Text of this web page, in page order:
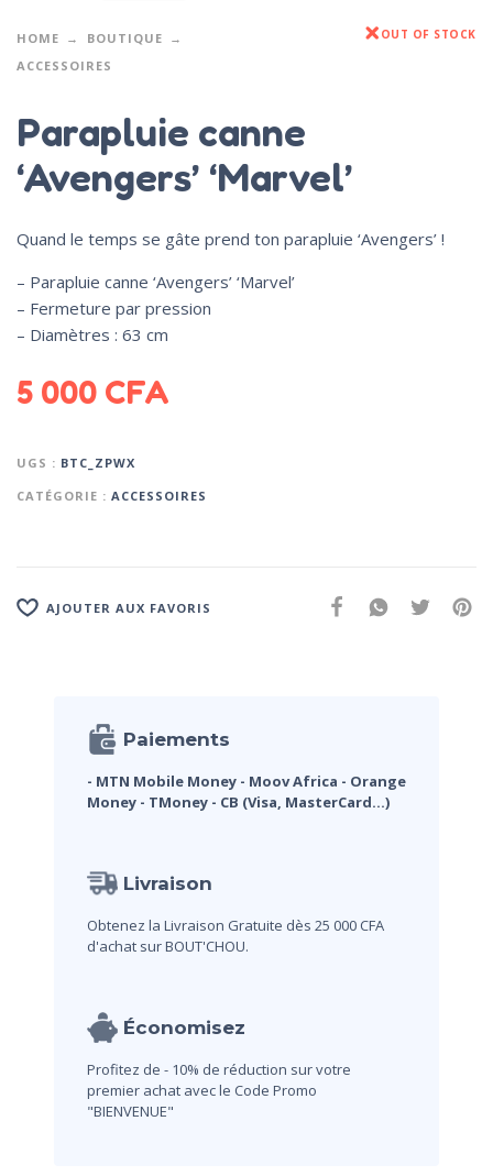
HOME
BOUTIQUE
ACCESSOIRES
OUT OF STOCK
Parapluie canne
‘Avengers’ ‘Marvel’
Quand le temps se gâte prend ton parapluie ‘Avengers’ !
– Parapluie canne ‘Avengers’ ‘Marvel’
– Fermeture par pression
– Diamètres : 63 cm
5 000 CFA
UGS : BTC_ZPWX
CATÉGORIE : ACCESSOIRES
AJOUTER AUX FAVORIS
Paiements
- MTN Mobile Money - Moov Africa - Orange
Money - TMoney - CB (Visa, MasterCard...)
Livraison
Obtenez la Livraison Gratuite dès 25 000 CFA
d'achat sur BOUT'CHOU.
Économisez
Profitez de - 10% de réduction sur votre
premier achat avec le Code Promo
"BIENVENUE"